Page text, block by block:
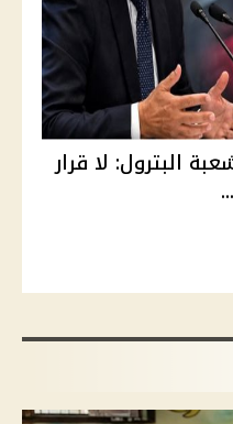
البترول: لا قرار